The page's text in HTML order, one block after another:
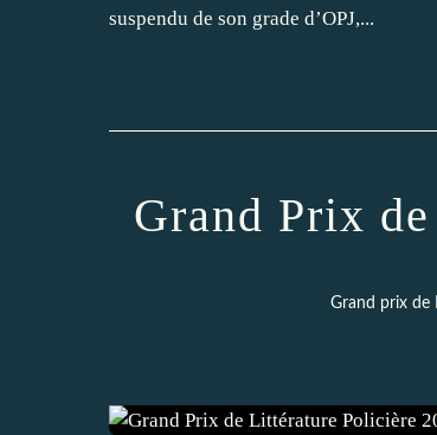
suspendu de son grade d’OPJ,...
Grand Prix
Grand prix de